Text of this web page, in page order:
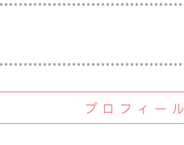
プロフィール